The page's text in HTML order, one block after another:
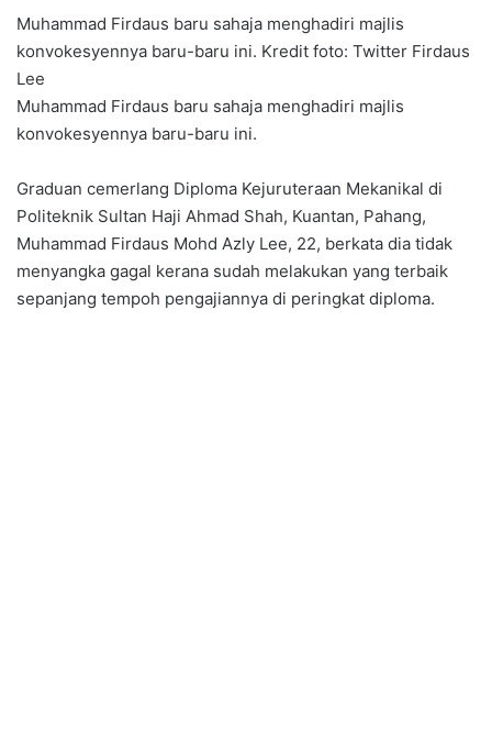
Muhammad Firdaus baru sahaja menghadiri majlis
konvokesyennya baru-baru ini. Kredit foto: Twitter Firdaus
Lee
Muhammad Firdaus baru sahaja menghadiri majlis
konvokesyennya baru-baru ini.
Graduan cemerlang Diploma Kejuruteraan Mekanikal di
Politeknik Sultan Haji Ahmad Shah, Kuantan, Pahang,
Muhammad Firdaus Mohd Azly Lee, 22, berkata dia tidak
menyangka gagal kerana sudah melakukan yang terbaik
sepanjang tempoh pengajiannya di peringkat diploma.